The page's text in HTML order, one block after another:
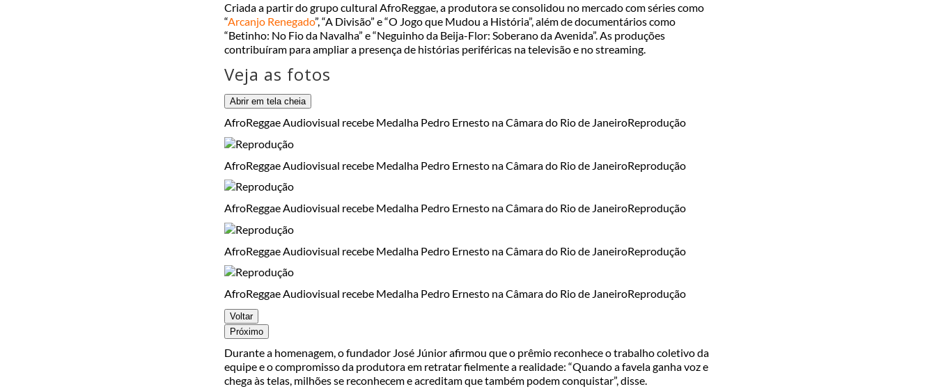
Criada a partir do grupo cultural AfroReggae, a produtora se consolidou no mercado com séries como
“Arcanjo Renegado”, “A Divisão” e “O Jogo que Mudou a História”, além de documentários como
“Betinho: No Fio da Navalha” e “Neguinho da Beija-Flor: Soberano da Avenida”. As produções
contribuíram para ampliar a presença de histórias periféricas na televisão e no streaming.
Veja as fotos
Abrir em tela cheia
AfroReggae Audiovisual recebe Medalha Pedro Ernesto na Câmara do Rio de JaneiroReprodução
AfroReggae Audiovisual recebe Medalha Pedro Ernesto na Câmara do Rio de JaneiroReprodução
AfroReggae Audiovisual recebe Medalha Pedro Ernesto na Câmara do Rio de JaneiroReprodução
AfroReggae Audiovisual recebe Medalha Pedro Ernesto na Câmara do Rio de JaneiroReprodução
AfroReggae Audiovisual recebe Medalha Pedro Ernesto na Câmara do Rio de JaneiroReprodução
Voltar
Próximo
Durante a homenagem, o fundador José Júnior afirmou que o prêmio reconhece o trabalho coletivo da
equipe e o compromisso da produtora em retratar fielmente a realidade: “Quando a favela ganha voz e
chega às telas, milhões se reconhecem e acreditam que também podem conquistar”, disse.